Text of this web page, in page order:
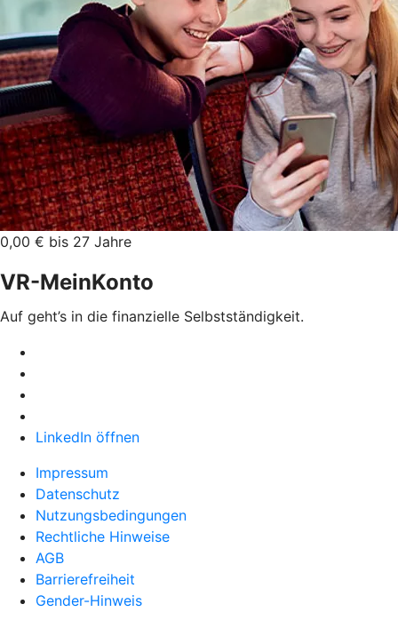
0,00 € bis 27 Jahre
VR-MeinKonto
Auf geht’s in die finanzielle Selbstständigkeit.
LinkedIn öffnen
Impressum
Datenschutz
Nutzungsbedingungen
Rechtliche Hinweise
AGB
Barrierefreiheit
Gender-Hinweis